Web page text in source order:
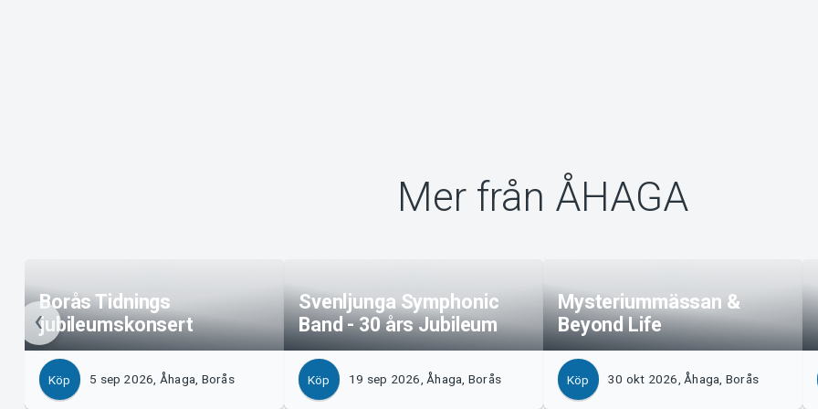
Mer från ÅHAGA
Borås Tidnings
jubileumskonsert
Köp 5 sep 2026, Åhaga, Borås
Svenljunga Symphonic
Band - 30 års Jubileum
Köp 19 sep 2026, Åhaga, Borås
Mysteriummässan &
Beyond Life
Köp 30 okt 2026, Åhaga, Borås